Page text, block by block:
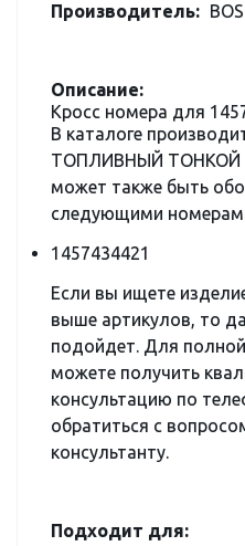
Производитель:
Описание:
Кросс номера для
В каталоге
ТОПЛИВНЫЙ ТОНКОЙ
может также быть
следующими
1457434421
Если вы ищете
выше артикулов, то
подойдет. Для
можете получить
консультацию по
обратиться с
консультанту.
Подходит для: